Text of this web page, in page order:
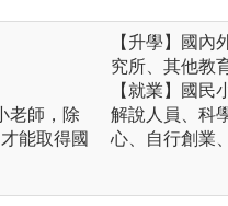
老師，除
能取得國
【升學】國
究所、其他教
【就業】國
解說人員、科
心、自行創業